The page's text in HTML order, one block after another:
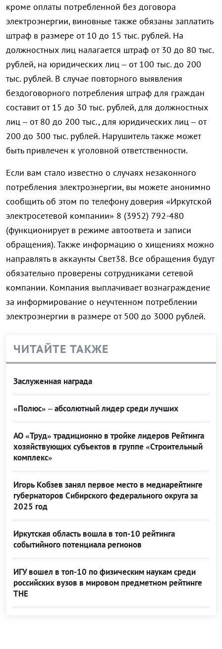
кроме оплаты потребленной без договора
электроэнергии, виновные также обязаны заплатить
штраф в размере от 10 до 15 тыс. рублей. На
должностных лиц налагается штраф от 30 до 80 тыс.
рублей, на юридических лиц – от 100 тыс. до 200
тыс. рублей. В случае повторного выявления
бездоговорного потребления штраф для граждан
составит от 15 до 30 тыс. рублей, для должностных
лиц – от 80 до 200 тыс., для юридических лиц – от
200 до 300 тыс. рублей. Нарушитель также может
быть привлечен к уголовной ответственности.
​Если вам стало известно о случаях незаконного
потребления электроэнергии, вы можете анонимно
сообщить об этом по телефону доверия «Иркутской
электросетевой компании»​ 8 (3952) 792-480
(функционирует в режиме автоответа и записи
обращения). Также информацию о хищениях можно
направлять в аккаунты Свет38. Все обращения будут
обязательно проверены сотрудниками сетевой
компании. Компания выплачивает вознаграждение
за информирование о неучтенном потреблении
электроэнергии в размере от 500 до 3000 рублей.
ЧИТАЙТЕ ТАКЖЕ
Заслуженная награда
«Полюс» – абсолютный лидер среди лучших
АО «Труд» традиционно в тройке лидеров Рейтинга
хозяйствующих субъектов в группе «Строительный
комплекс»
Игорь Кобзев занял первое место в медиарейтинге
губернаторов Сибирского федерального округа за
2025 год
Иркутская область вошла в топ-10 рейтинга
событийного потенциала регионов
ИГУ вошел в топ-10 по физическим наукам среди
российских вузов в мировом предметном рейтинге
THE